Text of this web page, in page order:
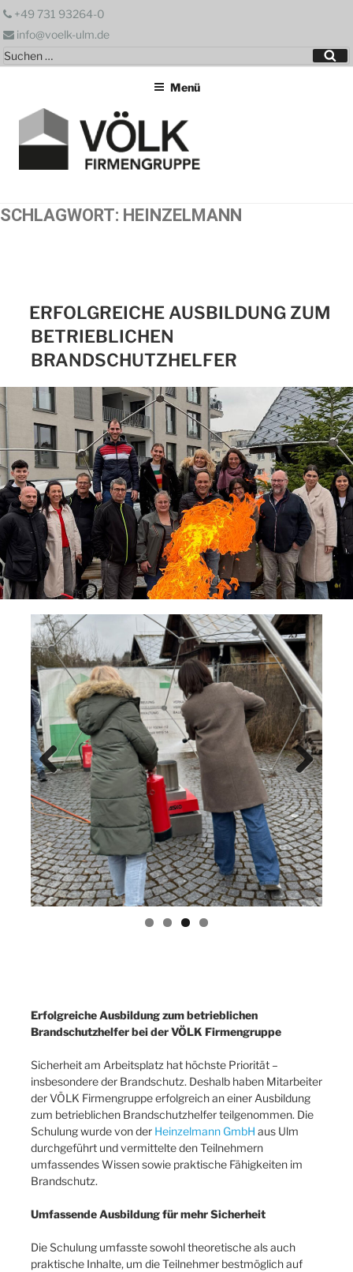
Zum
springen
+49 731 93264-0
info@voelk-ulm.de
Suchen
nach:
Menü
SCHLAGWORT: HEINZELMANN
ERFOLGREICHE AUSBILDUNG ZUM
BETRIEBLICHEN
BRANDSCHUTZHELFER
Previ
ous
Next
Erfolgreiche Ausbildung zum betrieblichen
Brandschutzhelfer bei der VÖLK Firmengruppe
Sicherheit am Arbeitsplatz hat höchste Priorität –
insbesondere der Brandschutz. Deshalb haben Mitarbeiter
der VÖLK Firmengruppe erfolgreich an einer Ausbildung
zum betrieblichen Brandschutzhelfer teilgenommen. Die
Schulung wurde von der Heinzelmann GmbH aus Ulm
durchgeführt und vermittelte den Teilnehmern
umfassendes Wissen sowie praktische Fähigkeiten im
Brandschutz.
Umfassende Ausbildung für mehr Sicherheit
Die Schulung umfasste sowohl theoretische als auch
praktische Inhalte, um die Teilnehmer bestmöglich auf